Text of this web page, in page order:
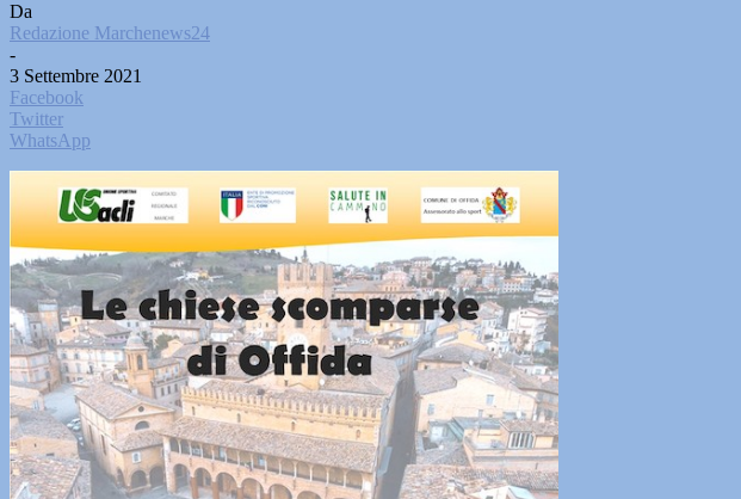
Da
Redazione Marchenews24
-
3 Settembre 2021
Facebook
Twitter
WhatsApp